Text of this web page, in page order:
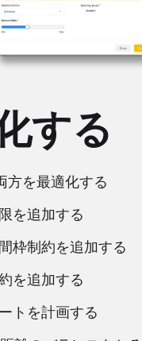
する
方を最適化する
を追加する
枠制約を追加する
を追加する
トを計画する